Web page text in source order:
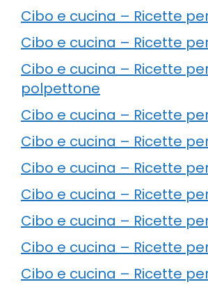
Cibo e cucina – Ricette
Cibo e cucina – Ricette
Cibo e cucina – Ricette
polpettone
Cibo e cucina – Ricette
Cibo e cucina – Ricette
Cibo e cucina – Ricette
Cibo e cucina – Ricette
Cibo e cucina – Ricette
Cibo e cucina – Ricette
Cibo e cucina – Ricette